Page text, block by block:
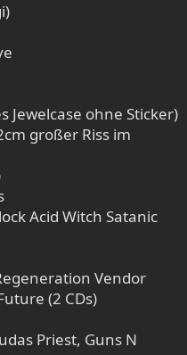
Jewelcase ohne Sticker)
großer Riss im
Acid Witch Satanic
Vendor
(2 CDs)
Priest, Guns N